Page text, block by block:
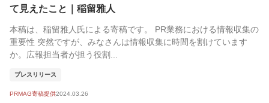
て見えたこと｜稲留雅人
本稿は、稲留雅人氏による寄稿です。 PR業務における情報収集の
重要性 突然ですが、みなさんは情報収集に時間を割けています
か。広報担当者が担う役割...
プレスリリース
PRMAG寄稿提供2024.03.26